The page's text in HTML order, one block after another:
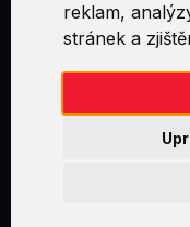
reklam,
stránek a
Swirl logoTM je
je registrovanou
registrovanou ochrannou
registrovanou ochrannou
trade mark of AXELOS